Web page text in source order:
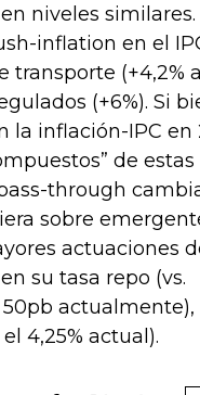
niveles similares.
inflation en el
transporte (+4,2%
(+6%). Si
la inflación-IPC en
de
through
sobre
actuaciones
su tasa repo (vs.
actualmente),
4,25% actual).